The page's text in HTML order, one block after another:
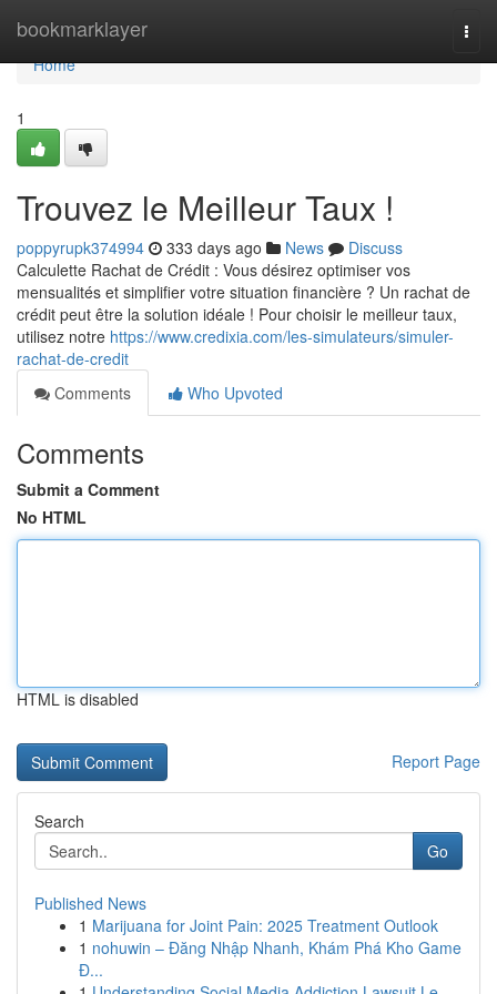
bookmarklayer
Home
Home
1
Trouvez le Meilleur Taux !
poppyrupk374994 333 days ago News
Discuss
Calculette Rachat de Crédit : Vous désirez optimiser vos
mensualités et simplifier votre situation financière ? Un rachat de
crédit peut être la solution idéale ! Pour choisir le meilleur taux,
utilisez notre https://www.credixia.com/les-simulateurs/simuler-
rachat-de-credit
Comments
Who Upvoted
Comments
Submit a Comment
No HTML
HTML is disabled
Report Page
Search
Go
Published News
1 Marijuana for Joint Pain: 2025 Treatment Outlook
1 nohuwin – Đăng Nhập Nhanh, Khám Phá Kho Game
Đ...